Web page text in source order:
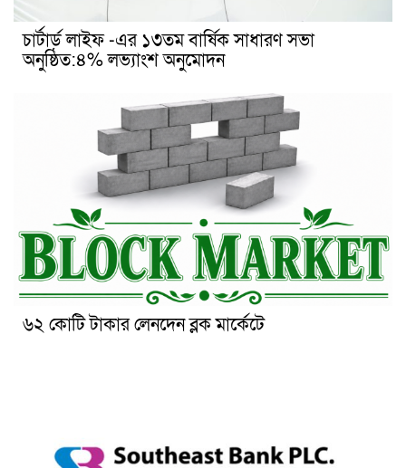
চার্টার্ড লাইফ -এর ১৩তম বার্ষিক সাধারণ সভা
অনুষ্ঠিত:৪% লভ্যাংশ অনুমোদন
৬২ কোটি টাকার লেনদেন ব্লক মার্কেটে